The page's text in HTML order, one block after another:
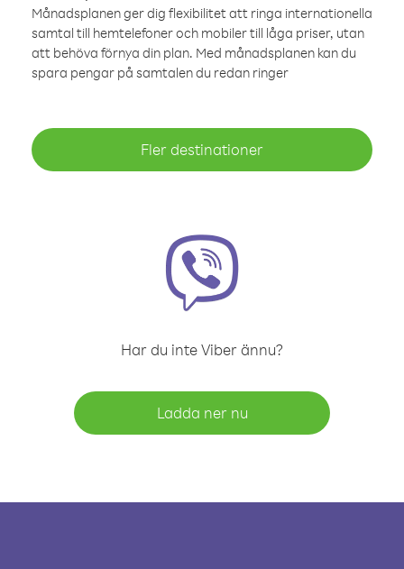
Månadsplanen ger dig flexibilitet att ringa internationella
samtal till hemtelefoner och mobiler till låga priser, utan
att behöva förnya din plan. Med månadsplanen kan du
spara pengar på samtalen du redan ringer
Fler destinationer
Har du inte Viber ännu?
Ladda ner nu